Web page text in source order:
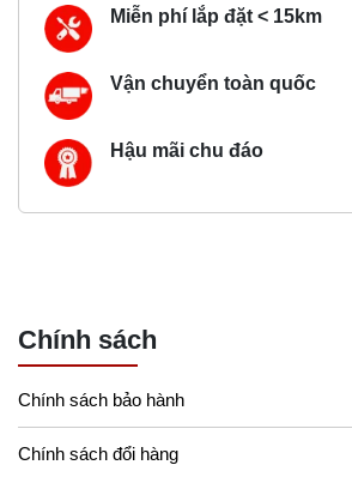
Miễn phí lắp đặt < 15km
Vận chuyển toàn quốc
Hậu mãi chu đáo
Chính sách
Chính sách bảo hành
Chính sách đổi hàng